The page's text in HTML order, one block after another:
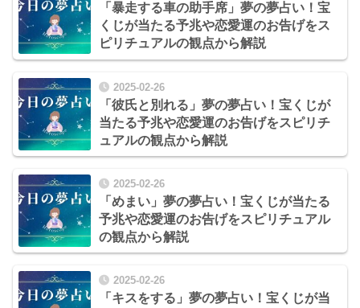
「暴走する車の助手席」夢の夢占い！宝
くじが当たる予兆や恋愛運のお告げをス
ピリチュアルの観点から解説
2025-02-26
「彼氏と別れる」夢の夢占い！宝くじが
当たる予兆や恋愛運のお告げをスピリチ
ュアルの観点から解説
2025-02-26
「めまい」夢の夢占い！宝くじが当たる
予兆や恋愛運のお告げをスピリチュアル
の観点から解説
2025-02-26
「キスをする」夢の夢占い！宝くじが当